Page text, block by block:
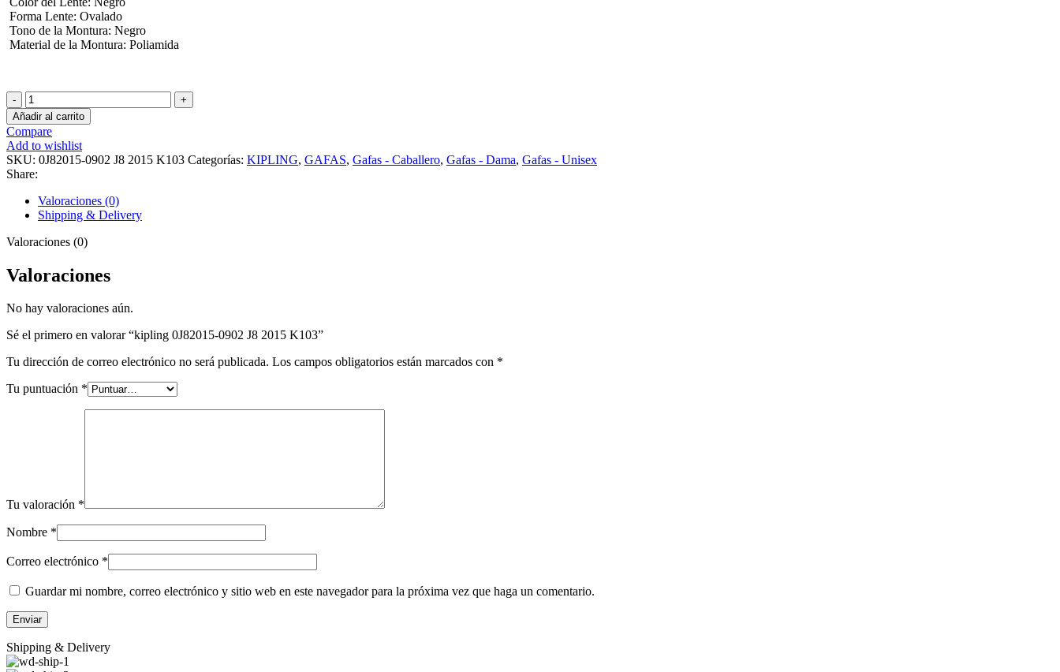
Forma Lente: Ovalado
Tono de la Montura: Negro
Material de la Montura: Poliamida
kipling
0J82015-
0902
J8
2015
K103
cantidad
Añadir al carrito
Compare
Add to wishlist
SKU: 0J82015-0902 J8 2015 K103 Categorías: KIPLING, GAFAS, Gafas - Caballero, Gafas - Dama, Gafas - Unisex
Share:
Valoraciones (0)
Shipping & Delivery
Valoraciones (0)
Valoraciones
No hay valoraciones aún.
Sé el primero en valorar “kipling 0J82015-0902 J8 2015 K103”
Tu dirección de correo electrónico no será publicada. Los campos obligatorios están marcados con *
Tu puntuación *
Tu valoración *
Nombre *
Correo electrónico *
Guardar mi nombre, correo electrónico y sitio web en este navegador para la próxima vez que haga un comentario.
Shipping & Delivery